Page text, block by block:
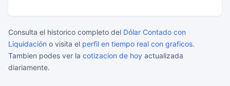
Consulta el historico completo del Dólar Contado con
Liquidación o visita el perfil en tiempo real con graficos.
Tambien podes ver la cotizacion de hoy actualizada
diariamente.